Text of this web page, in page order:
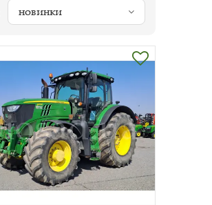
новинки